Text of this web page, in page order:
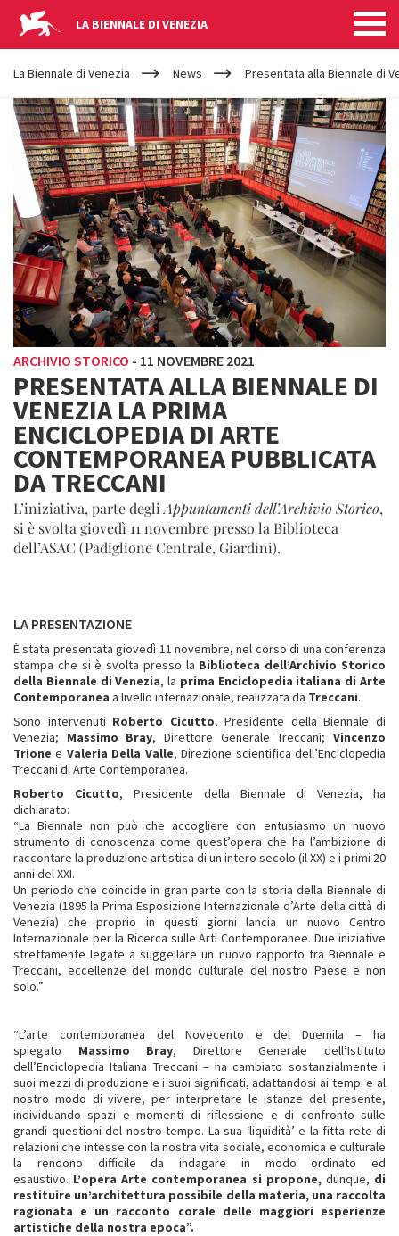
LA BIENNALE DI VENEZIA
YOUR
ARE
HERE
La Biennale di Venezia News Presentata alla Biennale di
ARCHIVIO STORICO - 11 NOVEMBRE 2021
PRESENTATA ALLA BIENNALE DI
VENEZIA LA PRIMA
ENCICLOPEDIA DI ARTE
CONTEMPORANEA PUBBLICATA
DA TRECCANI
L’iniziativa, parte degli Appuntamenti dell’Archivio Storico,
si è svolta giovedì 11 novembre presso la Biblioteca
dell’ASAC (Padiglione Centrale, Giardini).
LA PRESENTAZIONE
È stata presentata giovedì 11 novembre, nel corso di una conferenza
stampa che si è svolta presso la Biblioteca dell’Archivio Storico
della Biennale di Venezia, la prima Enciclopedia italiana di Arte
Contemporanea a livello internazionale, realizzata da Treccani.
Sono intervenuti Roberto Cicutto, Presidente della Biennale di
Venezia; Massimo Bray, Direttore Generale Treccani;Vincenzo
Trione e Valeria Della Valle, Direzione scientifica dell’Enciclopedia
Treccani di Arte Contemporanea.
Roberto Cicutto, Presidente della Biennale di Venezia, ha
dichiarato:
“La Biennale non può che accogliere con entusiasmo un nuovo
strumento di conoscenza come quest’opera che ha l’ambizione di
raccontare la produzione artistica di un intero secolo (il XX) e i primi 20
anni del XXI.
Un periodo che coincide in gran parte con la storia della Biennale di
Venezia (1895 la Prima Esposizione Internazionale d’Arte della città di
Venezia) che proprio in questi giorni lancia un nuovo Centro
Internazionale per la Ricerca sulle Arti Contemporanee. Due iniziative
strettamente legate a suggellare un nuovo rapporto fra Biennale e
Treccani, eccellenze del mondo culturale del nostro Paese e non
solo.”
“L’arte contemporanea del Novecento e del Duemila – ha
spiegato Massimo Bray, Direttore Generale dell’Istituto
dell’Enciclopedia Italiana Treccani – ha cambiato sostanzialmente i
suoi mezzi di produzione e i suoi significati, adattandosi ai tempi e al
nostro modo di vivere, per interpretare le istanze del presente,
individuando spazi e momenti di riflessione e di confronto sulle
grandi questioni del nostro tempo. La sua ‘liquidità’ e la fitta rete di
relazioni che intesse con la nostra vita sociale, economica e culturale
la rendono difficile da indagare in modo ordinato ed
esaustivo. L’opera Arte contemporanea si propone, dunque, di
restituire un’architettura possibile della materia, una raccolta
ragionata e un racconto corale delle maggiori esperienze
artistiche della nostra epoca”.